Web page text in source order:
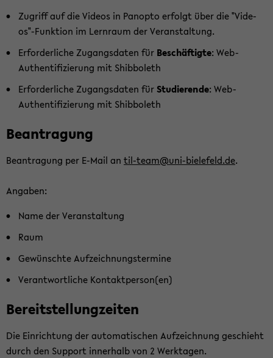
Zu­griff auf die Vi­de­os in Pan­op­to er­folgt über die "Vi­de­
os"-​Funktion im Lern­raum der Ver­an­stal­tung.
Er­for­der­li­che Zu­gangs­da­ten für Be­schäf­tig­te: Web-​
Authentifizierung mit Shib­bo­leth
Er­for­der­li­che Zu­gangs­da­ten fürStu­die­ren­de: Web-​
Authentifizierung mit Shib­bo­leth
Be­an­tra­gung
Be­an­tra­gung per E-​Mail an til-​team@uni-​bielefeld.de.
An­ga­ben:
Name der Ver­an­stal­tung
Raum
Ge­wünsch­te Auf­zeich­nungs­ter­mi­ne
Ver­ant­wort­li­che Kon­takt­per­son(en)
Be­reit­stel­lung­zei­ten
Die Ein­rich­tung der au­to­ma­ti­schen Auf­zeich­nung ge­schieht
durch den Sup­port in­ner­halb von 2 Werk­ta­gen.